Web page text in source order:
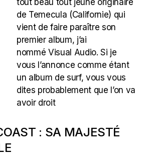
tout beau tout jeune originaire
de Temecula (Californie) qui
vient de faire paraître son
premier album, j’ai
nommé Visual Audio. Si je
vous l’annonce comme étant
un album de surf, vous vous
dites probablement que l’on va
avoir droit
: SA MAJESTÉ